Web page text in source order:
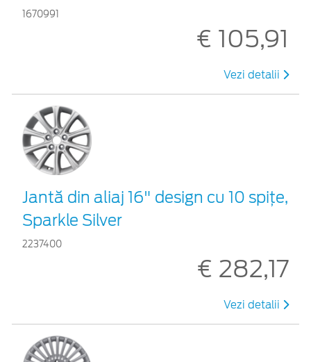
1670991
€ 105,91
Vezi detalii
Jantă din aliaj 16" design cu 10 spiţe,
Sparkle Silver
2237400
€ 282,17
Vezi detalii